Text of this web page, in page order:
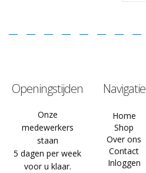
Openingstijden
Onze
medewerkers
staan
5 dagen per week
voor u klaar.
Navigatie
Home
Shop
Over ons
Contact
Inloggen